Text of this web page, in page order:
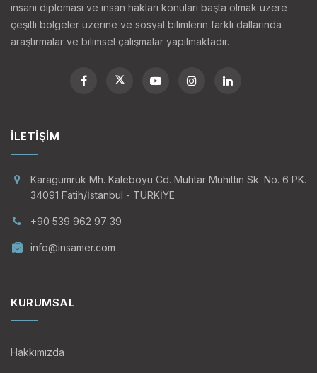
insani diplomasi ve insan hakları konuları başta olmak üzere
çeşitli bölgeler üzerine ve sosyal bilimlerin farklı dallarında
araştırmalar ve bilimsel çalışmalar yapılmaktadır.
İLETIŞIM
Karagümrük Mh. Kaleboyu Cd. Muhtar Muhittin Sk. No. 6 PK.
34091 Fatih/İstanbul - TÜRKİYE
+90 539 962 97 39
info@insamer.com
KURUMSAL
Hakkımızda